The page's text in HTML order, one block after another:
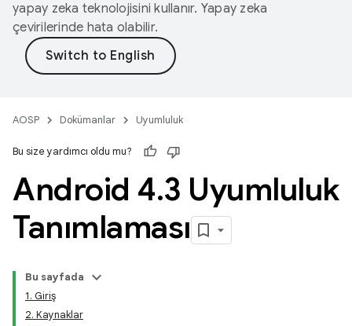
yapay zeka teknolojisini kullanır. Yapay zeka
çevirilerinde hata olabilir.
AOSP Dokümanlar Uyumluluk
Bu size yardımcı oldu mu?
Android 4.3 Uyumluluk
Tanımlaması
Bu sayfada
1. Giriş
2. Kaynaklar